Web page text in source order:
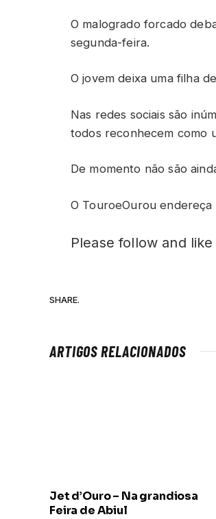
O malogrado forcado
segunda-feira.
O jovem deixa uma filha
Nas redes sociais são
todos reconhecem como
De momento não são
O TouroeOurou endereça
Please follow and like
SHARE.
ARTIGOS RELACIONADOS
Jet d’Ouro – Na grandiosa
Feira de Abiul